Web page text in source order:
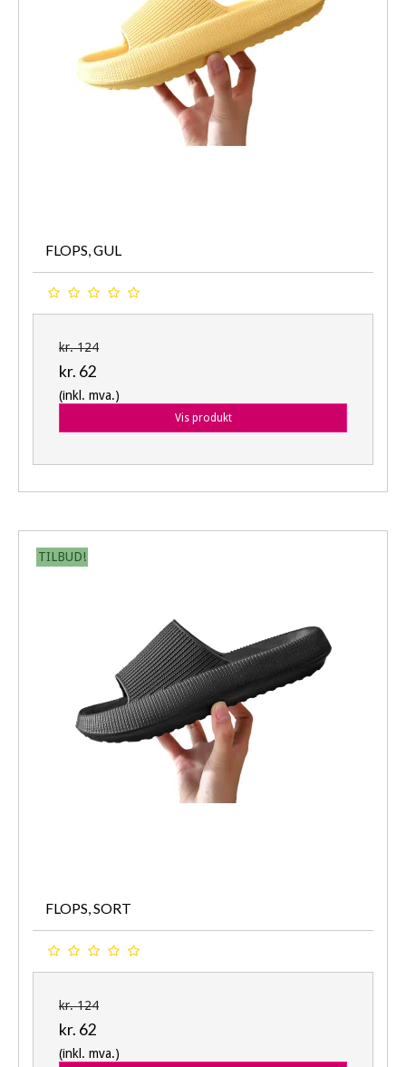
FLOPS, GUL
kr. 124
kr. 62
(inkl. mva.)
Vis produkt
TILBUD!
FLOPS, SORT
kr. 124
kr. 62
(inkl. mva.)